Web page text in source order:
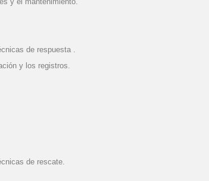
de respuesta .
y los registros.
de rescate.